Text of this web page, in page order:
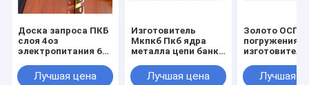
Доска запроса ПКБ
слоя 4оз
электропитания 6
может
изготовление на
Лучшая цена
Изготовитель
Мкпкб Пкб ядра
металла цепи банка
модуля доски
банка силы
Лучшая цена
Золото ОСП
погружения
монтажом
банка
Лучшая